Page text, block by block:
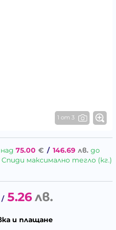
1 от 3
75.00 € / 146.69 лв. до
максимално тегло (кг.)
/ 5.26 лв.
и плащане